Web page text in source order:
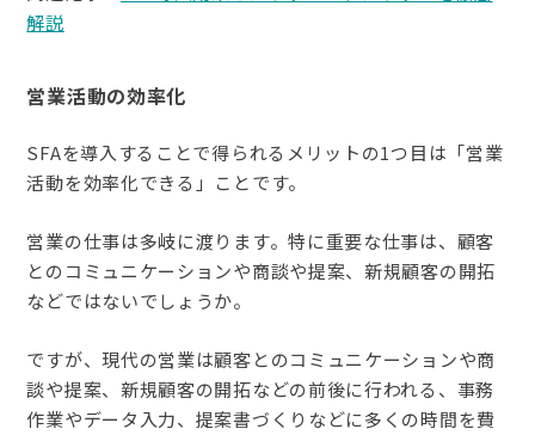
解説
営業活動の効率化
SFAを導入することで得られるメリットの1つ目は「営業
活動を効率化できる」ことです。
営業の仕事は多岐に渡ります。特に重要な仕事は、顧客
とのコミュニケーションや商談や提案、新規顧客の開拓
などではないでしょうか。
ですが、現代の営業は顧客とのコミュニケーションや商
談や提案、新規顧客の開拓などの前後に行われる、事務
作業やデータ入力、提案書づくりなどに多くの時間を費